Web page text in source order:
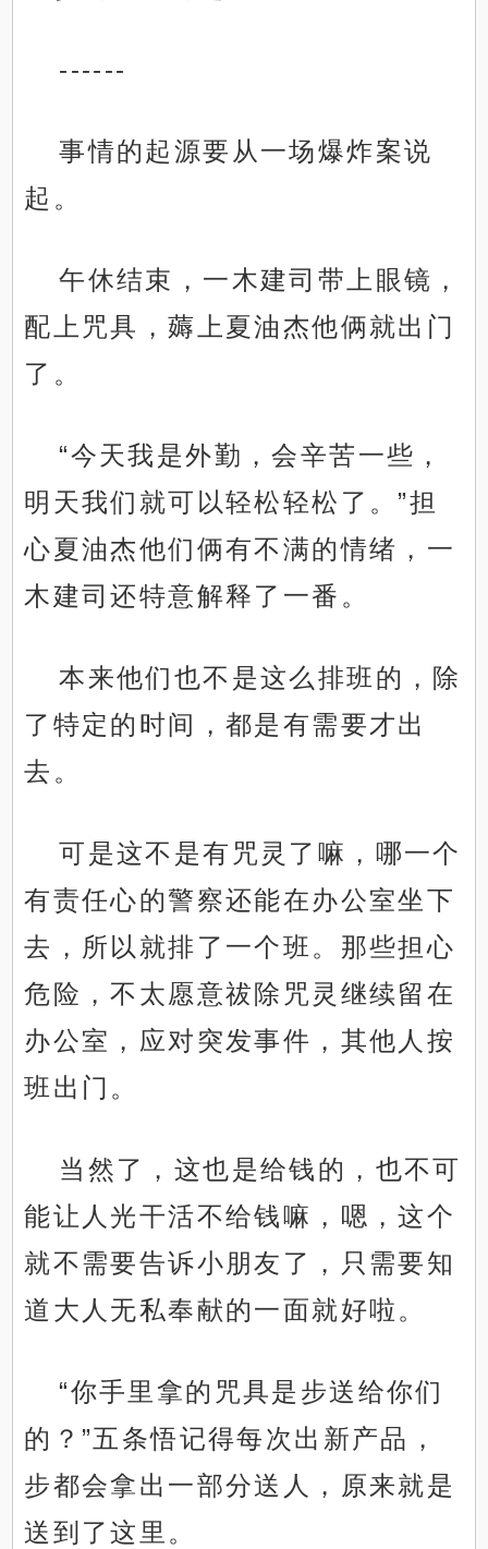
------
事情的起源要从一场爆炸案说
起。
午休结束，一木建司带上眼镜，
配上咒具，薅上夏油杰他俩就出门
了。
“今天我是外勤，会辛苦一些，
明天我们就可以轻松轻松了。”担
心夏油杰他们俩有不满的情绪，一
木建司还特意解释了一番。
本来他们也不是这么排班的，除
了特定的时间，都是有需要才出
去。
可是这不是有咒灵了嘛，哪一个
有责任心的警察还能在办公室坐下
去，所以就排了一个班。那些担心
危险，不太愿意祓除咒灵继续留在
办公室，应对突发事件，其他人按
班出门。
当然了，这也是给钱的，也不可
能让人光干活不给钱嘛，嗯，这个
就不需要告诉小朋友了，只需要知
道大人无私奉献的一面就好啦。
“你手里拿的咒具是步送给你们
的？”五条悟记得每次出新产品，
步都会拿出一部分送人，原来就是
送到了这里。